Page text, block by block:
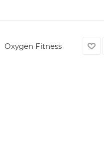
Oxygen Fitness